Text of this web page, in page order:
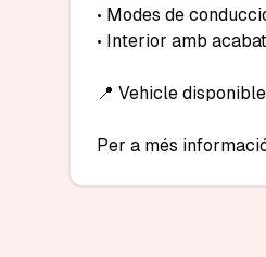
• Modes de
• Interior amb
📍 Vehicle
Per a més